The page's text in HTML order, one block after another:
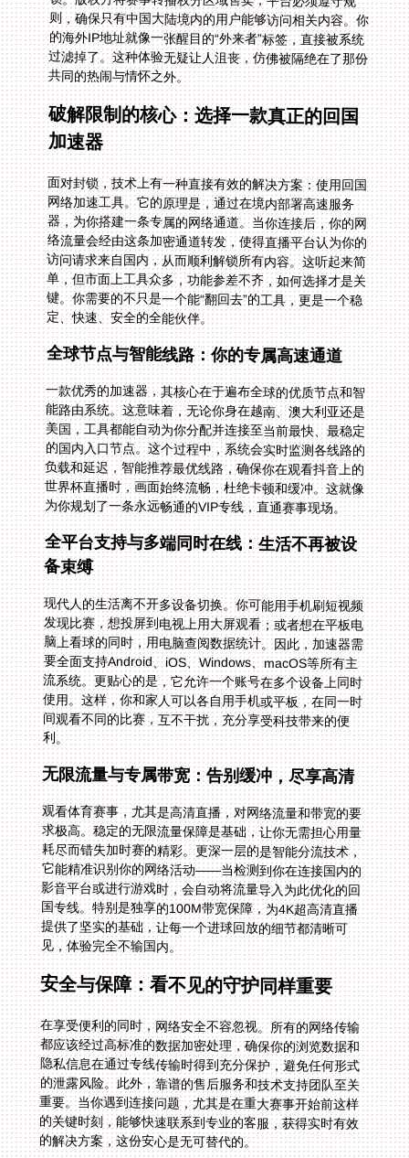
共同的热闹与情怀之外。
破解限制的核心：选择一款真正的回国
加速器
面对封锁，技术上有一种直接有效的解决方案：使用回国
网络加速工具。它的原理是，通过在境内部署高速服务
器，为你搭建一条专属的网络通道。当你连接后，你的网
络流量会经由这条加密通道转发，使得直播平台认为你的
访问请求来自国内，从而顺利解锁所有内容。这听起来简
单，但市面上工具众多，功能参差不齐，如何选择才是关
键。你需要的不只是一个能“翻回去”的工具，更是一个稳
定、快速、安全的全能伙伴。
全球节点与智能线路：你的专属高速通道
一款优秀的加速器，其核心在于遍布全球的优质节点和智
能路由系统。这意味着，无论你身在越南、澳大利亚还是
美国，工具都能自动为你分配并连接至当前最快、最稳定
的国内入口节点。这个过程中，系统会实时监测各线路的
负载和延迟，智能推荐最优线路，确保你在观看抖音上的
世界杯直播时，画面始终流畅，杜绝卡顿和缓冲。这就像
为你规划了一条永远畅通的VIP专线，直通赛事现场。
全平台支持与多端同时在线：生活不再被设
备束缚
现代人的生活离不开多设备切换。你可能用手机刷短视频
发现比赛，想投屏到电视上用大屏观看；或者想在平板电
脑上看球的同时，用电脑查阅数据统计。因此，加速器需
要全面支持Android、iOS、Windows、macOS等所有主
流系统。更贴心的是，它允许一个账号在多个设备上同时
使用。这样，你和家人可以各自用手机或平板，在同一时
间观看不同的比赛，互不干扰，充分享受科技带来的便
利。
无限流量与专属带宽：告别缓冲，尽享高清
观看体育赛事，尤其是高清直播，对网络流量和带宽的要
求极高。稳定的无限流量保障是基础，让你无需担心用量
耗尽而错失加时赛的精彩。更深一层的是智能分流技术，
它能精准识别你的网络活动——当检测到你在连接国内的
影音平台或进行游戏时，会自动将流量导入为此优化的回
国专线。特别是独享的100M带宽保障，为4K超高清直播
提供了坚实的基础，让每一个进球回放的细节都清晰可
见，体验完全不输国内。
安全与保障：看不见的守护同样重要
在享受便利的同时，网络安全不容忽视。所有的网络传输
都应该经过高标准的数据加密处理，确保你的浏览数据和
隐私信息在通过专线传输时得到充分保护，避免任何形式
的泄露风险。此外，靠谱的售后服务和技术支持团队至关
重要。当你遇到连接问题，尤其是在重大赛事开始前这样
的关键时刻，能够快速联系到专业的客服，获得实时有效
的解决方案，这份安心是无可替代的。